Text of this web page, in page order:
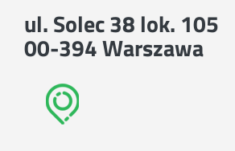
ul. Solec 38 lok. 105
00-394 Warszawa